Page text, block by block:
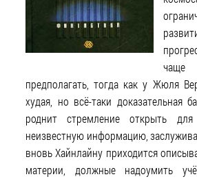
чаще
предполагать, тогда как у Жюля
худая, но всё-таки доказательная
роднит стремление открыть для
неизвестную информацию,
вновь Хайнлайну приходится
материи, должные надоумить